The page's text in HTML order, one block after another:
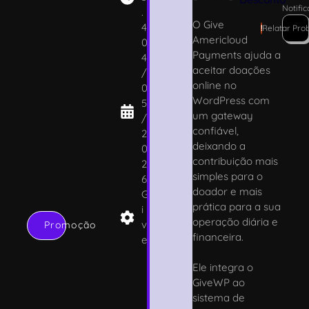
Promoção
.
4
0
4
/
0
5
/
2
0
2
6
G
i
v
e
O Give
Americloud
Payments ajuda a
aceitar doações
online no
WordPress com
um gateway
confiável,
deixando a
contribuição mais
simples para o
doador e mais
prática para a sua
operação diária e
financeira.
Ele integra o
GiveWP ao
sistema de
!Relatar